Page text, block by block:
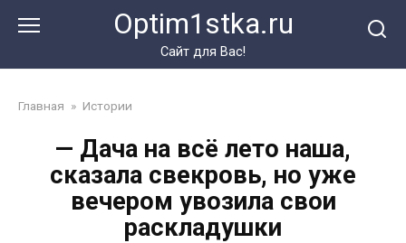
Optim1stka.ru
Сайт для Вас!
Главная » Истории
— Дача на всё лето наша,
сказала свекровь, но уже
вечером увозила свои
раскладушки